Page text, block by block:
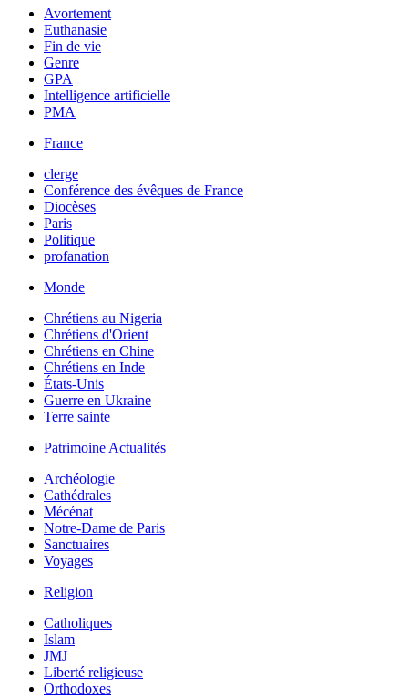
Avortement
Euthanasie
Fin de vie
Genre
GPA
Intelligence artificielle
PMA
France
clerge
Conférence des évêques de France
Diocèses
Paris
Politique
profanation
Monde
Chrétiens au Nigeria
Chrétiens d'Orient
Chrétiens en Chine
Chrétiens en Inde
États-Unis
Guerre en Ukraine
Terre sainte
Patrimoine Actualités
Archéologie
Cathédrales
Mécénat
Notre-Dame de Paris
Sanctuaires
Voyages
Religion
Catholiques
Islam
JMJ
Liberté religieuse
Orthodoxes